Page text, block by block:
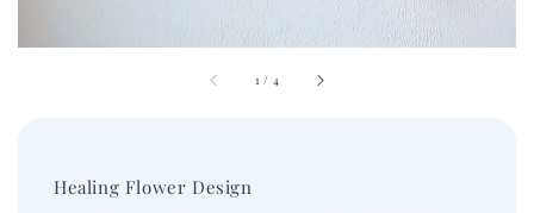
1 / 4
Healing Flower Design